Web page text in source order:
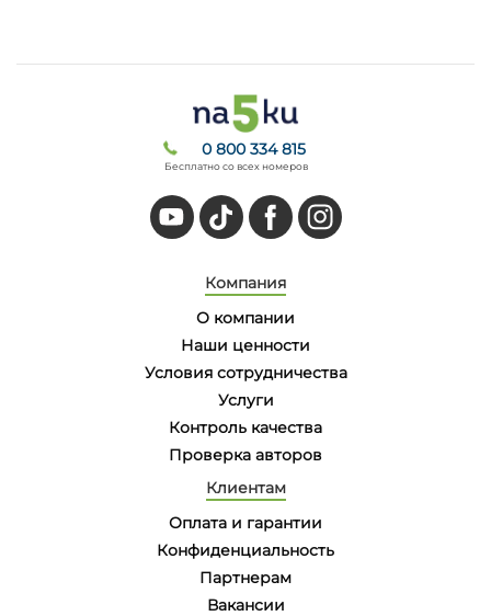
0 800 334 815
Бесплатно со всех номеров
Компания
О компании
Наши ценности
Условия сотрудничества
Услуги
Контроль качества
Проверка авторов
Клиентам
Оплата и гарантии
Конфиденциальность
Партнерам
Вакансии